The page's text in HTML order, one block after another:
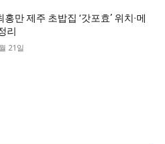
홍만 제주 초밥집 ‘갓포효’ 위치·메
리
21일